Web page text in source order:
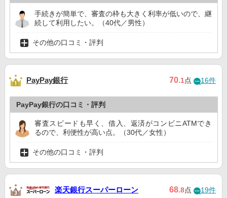
手続きが簡単で、審査の枠も大きく利率が低いので、継
続して利用したい。（40代／男性）
その他の口コミ・評判
PayPay銀行 70.1点 16件
PayPay銀行の口コミ・評判
審査スピードも早く、借入、返済がコンビニATMでき
るので、利便性が高い点。（30代／女性）
その他の口コミ・評判
楽天銀行スーパーローン 68.8点 19件